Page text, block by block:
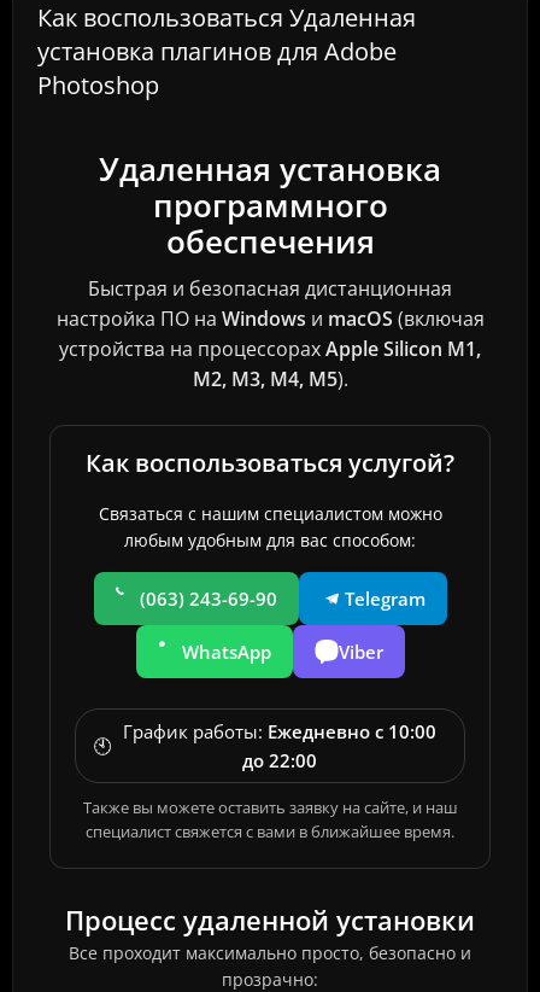
Как воспользоваться Удаленная
установка плагинов для Adobe
Photoshop
Удаленная установка
программного
обеспечения
Быстрая и безопасная дистанционная
настройка ПО на Windows и macOS (включая
устройства на процессорахApple Silicon M1,
M2, M3, M4, M5).
Как воспользоваться услугой?
Связаться с нашим специалистом можно
любым удобным для вас способом:
(063) 243-69-90 Telegram
WhatsApp Viber
🕙
График работы: Ежедневно с 10:00
до 22:00
Также вы можете оставить заявку на сайте, и наш
специалист свяжется с вами в ближайшее время.
Процесс удаленной установки
Все проходит максимально просто, безопасно и
прозрачно: